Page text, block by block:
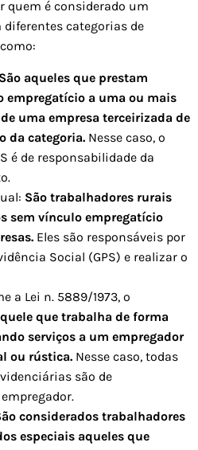
quem é considerado um
categorias de
São aqueles que prestam
empregatício a uma ou mais
uma empresa terceirizada de
da categoria. Nesse caso, o
é de responsabilidade da
São trabalhadores rurais
sem vínculo empregatício
Eles são responsáveis por
Social (GPS) e realizar o
a Lei n. 5889/1973, o
que trabalha de forma
serviços a um empregador
ou rústica. Nesse caso, todas
são de
considerados trabalhadores
especiais aqueles que